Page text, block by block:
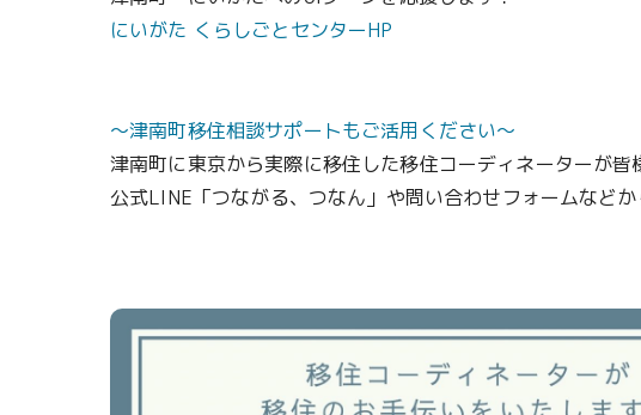
にいがた くらしごとセンターHP
～津南町移住相談サポートもご活用ください～
津南町に東京から実際に移住した移住コーディネーターが皆
公式LINE「つながる、つなん」や問い合わせフォームなど